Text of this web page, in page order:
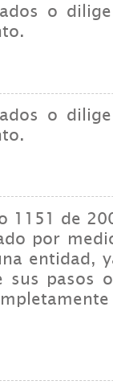
o
o
1151 de
por
entidad,
sus pasos